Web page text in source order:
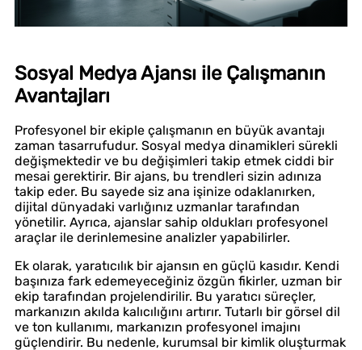
Sosyal Medya Ajansı ile Çalışmanın
Avantajları
Profesyonel bir ekiple çalışmanın en büyük avantajı
zaman tasarrufudur. Sosyal medya dinamikleri sürekli
değişmektedir ve bu değişimleri takip etmek ciddi bir
mesai gerektirir. Bir ajans, bu trendleri sizin adınıza
takip eder. Bu sayede siz ana işinize odaklanırken,
dijital dünyadaki varlığınız uzmanlar tarafından
yönetilir. Ayrıca, ajanslar sahip oldukları profesyonel
araçlar ile derinlemesine analizler yapabilirler.
Ek olarak, yaratıcılık bir ajansın en güçlü kasıdır. Kendi
başınıza fark edemeyeceğiniz özgün fikirler, uzman bir
ekip tarafından projelendirilir. Bu yaratıcı süreçler,
markanızın akılda kalıcılığını artırır. Tutarlı bir görsel dil
ve ton kullanımı, markanızın profesyonel imajını
güçlendirir. Bu nedenle, kurumsal bir kimlik oluşturmak